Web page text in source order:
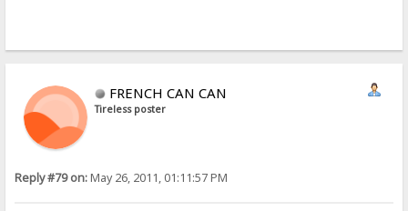
FRENCH CAN CAN
Tireless poster
Reply #79 on:May 26, 2011, 01:11:57 PM